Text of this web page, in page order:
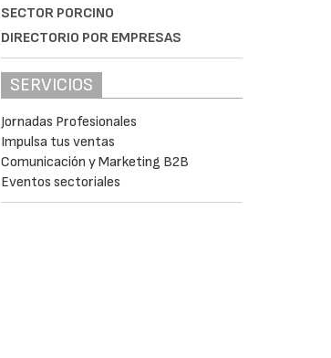
SECTOR PORCINO
DIRECTORIO POR EMPRESAS
SERVICIOS
Jornadas Profesionales
Impulsa tus ventas
Comunicación y Marketing B2B
Eventos sectoriales